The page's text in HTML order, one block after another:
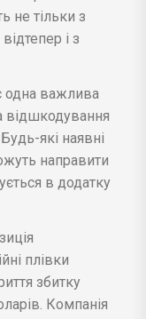
не тільки з
і з
одна важлива
відшкодування
які наявні
направити
в додатку
плівки
збитку
Компанія